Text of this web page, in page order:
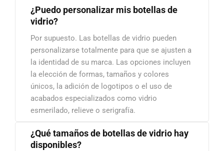
¿Puedo personalizar mis botellas de
vidrio?
Por supuesto. Las botellas de vidrio pueden
personalizarse totalmente para que se ajusten a
la identidad de su marca. Las opciones incluyen
la elección de formas, tamaños y colores
únicos, la adición de logotipos o el uso de
acabados especializados como vidrio
esmerilado, relieve o serigrafía.
¿Qué tamaños de botellas de vidrio hay
disponibles?